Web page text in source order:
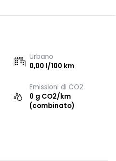
Urbano
0,00 l/100 km
Emissioni di CO2
0 g CO2/km
(combinato)